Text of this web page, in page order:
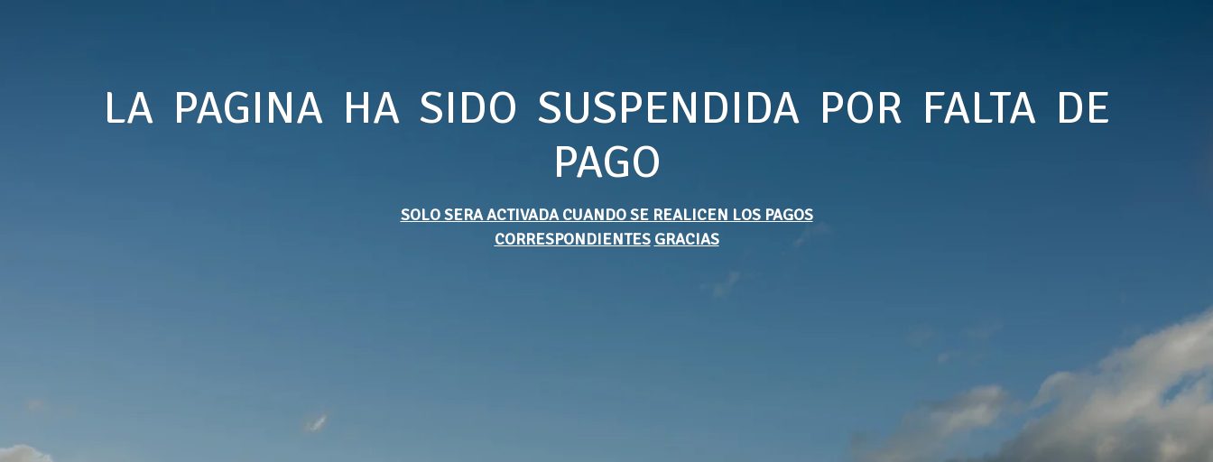
LA PAGINA HA SIDO SUSPENDIDA POR FALTA DE
PAGO
SOLO SERA ACTIVADA CUANDO SE REALICEN LOS PAGOS
CORRESPONDIENTES GRACIAS